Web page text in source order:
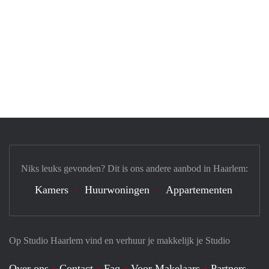
Op Studio Haarlem vind en verhuur je makkelijk je Studio
Niks leuks gevonden? Dit is ons andere aanbod in Haarlem:
Kamers Huurwoningen Appartementen